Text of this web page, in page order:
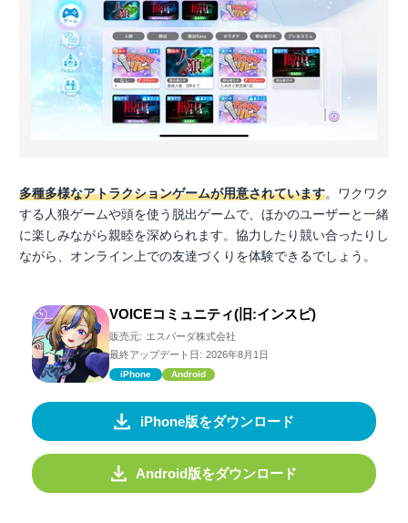
多種多様なアトラクションゲームが用意されています。ワクワク
する人狼ゲームや頭を使う脱出ゲームで、ほかのユーザーと一緒
に楽しみながら親睦を深められます。協力したり競い合ったりし
ながら、オンライン上での友達づくりを体験できるでしょう。
VOICEコミュニティ(旧:インスピ)
販売元: エスパーダ株式会社
最終アップデート日: 2026年8月1日
iPhone Android
iPhone版をダウンロード
Android版をダウンロード